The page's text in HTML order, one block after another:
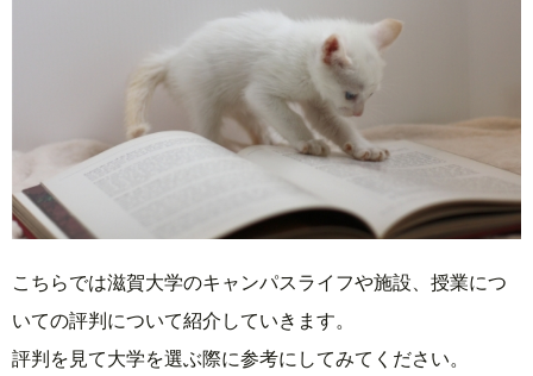
こちらでは滋賀大学のキャンパスライフや施設、授業につ
いての評判について紹介していきます。
評判を見て大学を選ぶ際に参考にしてみてください。